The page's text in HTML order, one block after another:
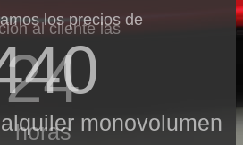
los precios de
monovolumen
al cliente las
24
horas